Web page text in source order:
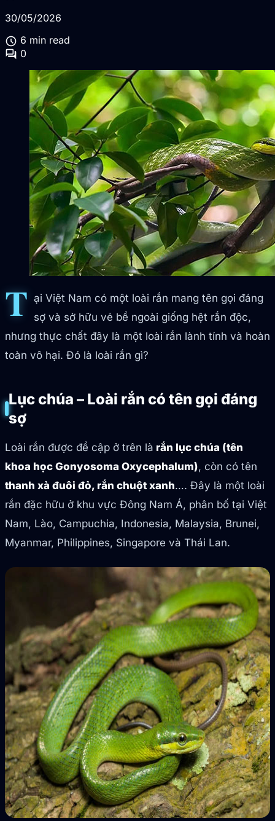
30/05/2026
schedule 6 min read
forum 0
T ại Việt Nam có một loài rắn mang tên gọi đáng
sợ và sở hữu vẻ bề ngoài giống hệt rắn độc,
nhưng thực chất đây là một loài rắn lành tính và hoàn
toàn vô hại. Đó là loài rắn gì?
Lục chúa – Loài rắn có tên gọi đáng
sợ
Loài rắn được đề cập ở trên là rắn lục chúa (tên
khoa học Gonyosoma Oxycephalum), còn có tên
thanh xà đuôi đỏ, rắn chuột xanh…. Đây là một loài
rắn đặc hữu ở khu vực Đông Nam Á, phân bố tại Việt
Nam, Lào, Campuchia, Indonesia, Malaysia, Brunei,
Myanmar, Philippines, Singapore và Thái Lan.